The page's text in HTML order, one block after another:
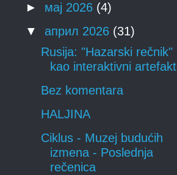
► мај 2026 (4)
▼ април 2026 (31)
Rusija: "Hazarski rečnik"
kao interaktivni artefakt
Bez komentara
HALJINA
Ciklus - Muzej budućih
izmena - Poslednja
rečenica